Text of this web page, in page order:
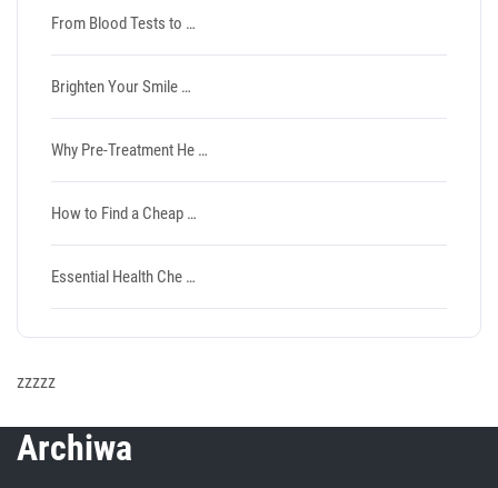
From Blood Tests to …
Brighten Your Smile …
Why Pre-Treatment He …
How to Find a Cheap …
Essential Health Che …
zzzzz
Archiwa